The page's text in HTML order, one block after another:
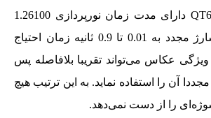
QT600IIIM Flash Head دارای مدت زمان نورپردازی 1.26100
ثانیه بوده و برای شارژ مجدد به 0.01 تا 0.9 ثانیه زمان احتیاج
ویژگی عکاس می‌تواند تقریبا بلافاصله پس
آن را استفاده نماید. به این ترتیب هیچ
را از دست نمی‌دهد.